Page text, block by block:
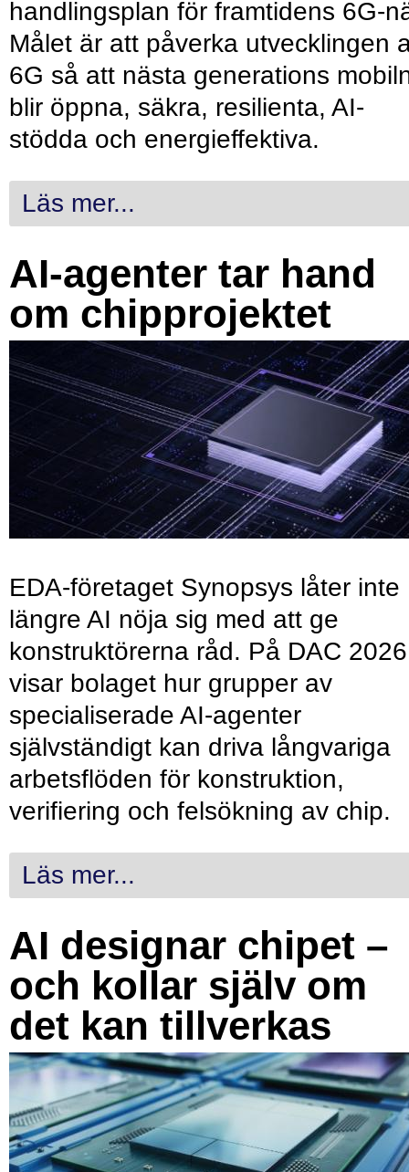
handlingsplan för framtidens 6G-
Målet är att påverka utvecklingen
6G så att nästa generations
blir öppna, säkra, resilienta, AI-
stödda och energieffektiva.
Läs mer...
AI-agenter tar hand
om chipprojektet
EDA-företaget Synopsys låter inte
längre AI nöja sig med att ge
konstruktörerna råd. På DAC 2026
visar bolaget hur grupper av
specialiserade AI-agenter
självständigt kan driva långvariga
arbetsflöden för konstruktion,
verifiering och felsökning av chip.
Läs mer...
AI designar chipet –
och kollar själv om
det kan tillverkas